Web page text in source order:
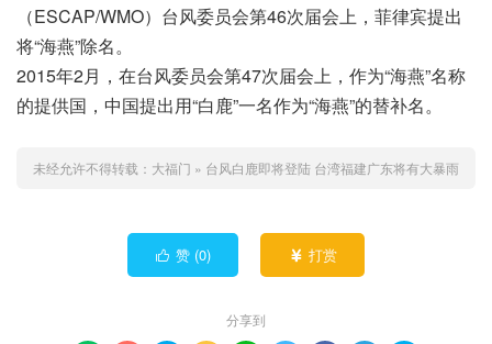
（ESCAP/WMO）台风委员会第46次届会上，菲律宾提出
将“海燕”除名。
2015年2月，在台风委员会第47次届会上，作为“海燕”名称
的提供国，中国提出用“白鹿”一名作为“海燕”的替补名。
未经允许不得转载： 大福门 » 台风白鹿即将登陆 台湾福建广东将有大暴雨
 赞 (0)  打赏
分享到